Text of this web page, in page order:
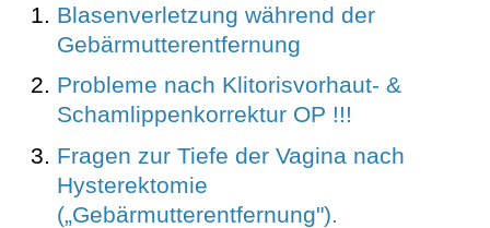
Blasenverletzung während der
Gebärmutterentfernung
Probleme nach Klitorisvorhaut- &
Schamlippenkorrektur OP !!!
Fragen zur Tiefe der Vagina nach
Hysterektomie
(„Gebärmutterentfernung").